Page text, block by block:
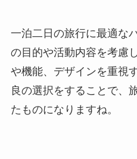
一泊二日の旅行に最適な
の目的や活動内容を考慮
や機能、デザインを重視
良の選択をすることで、
たものになりますね。